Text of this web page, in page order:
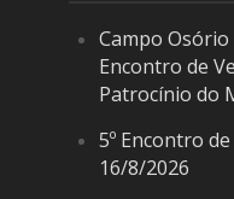
Campo
Encontro de
Patrocínio do
5º Encontro
16/8/2026